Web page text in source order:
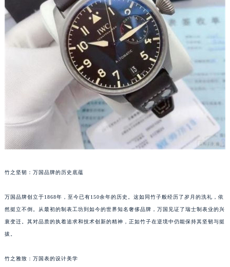
竹之坚韧：万国品牌的历史底蕴
万国品牌创立于1868年，至今已有150余年的历史。这如同竹子般经历了岁月的洗礼，依
然挺立不倒。从最初的制表工坊到如今的世界知名奢侈品牌，万国见证了瑞士制表业的兴
衰变迁。其对品质的执着追求和技术创新的精神，正如竹子在逆境中仍能保持其坚韧与挺
拔。
竹之雅致：万国表的设计美学